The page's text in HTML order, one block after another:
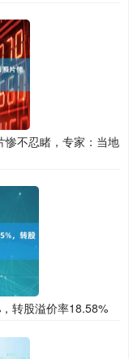
惨不忍睹，专家：当地
转股溢价率18.58%